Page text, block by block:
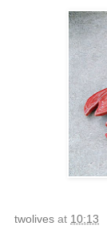
twolives at 10:13